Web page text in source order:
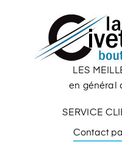
LES
en général
SERVICE
Contact